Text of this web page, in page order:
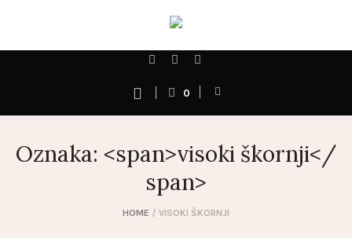
0
Oznaka: <span>visoki škornji</
span>
HOME / VISOKI ŠKORNJI